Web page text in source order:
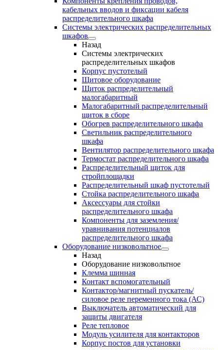
кабельных вводов и фиксации кабеля
распределительного шкафа
Системы электрических распределительных
шкафов
Назад
Системы электрических
распределительных шкафов
Корпус пустотелый
Щитовое оборудование
Щиток распределительный
малогабаритный
Малогабаритный распределительный
щиток в сборе
Обогрев распределительного шкафа
Светильник распределительного
шкафа
Вентилятор распределительного шкафа
Термостат распределительного шкафа
Распределительный щиток для
стройплощадки
Распределительный шкаф пустотелый
Стойка распределительного шкафа
Аксессуары для стойки
распределительного шкафа
Компоненты для заземления/
уравнивания потенциалов
распределительного шкафа
Оборудование низковольтное
Назад
Оборудование низковольтное
Клемма шинная
Контакт вспомогательный
Контактор/магнитный пускатель/
силовое реле переменного тока (АС)
Выключатель автоматический для
защиты двигателя
Реле тепловое
Модуль усилителя для контакторов
Корпус постов для установки